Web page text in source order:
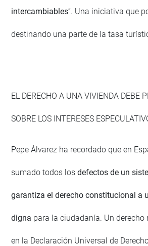
intercambiables”. Una iniciativa que
destinando una parte de la tasa
EL DERECHO A UNA VIVIENDA DEBE
SOBRE LOS INTERESES
Pepe Álvarez ha recordado que en
sumado todos losdefectos de un
garantiza el derecho constitucional a
digna para la ciudadanía. Un derecho
en la Declaración Universal de